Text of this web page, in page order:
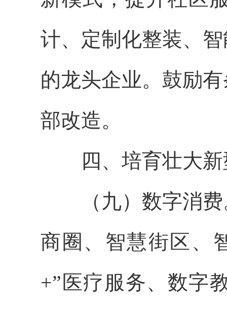
计、定制化整装、
的龙头企业。鼓励
部改造。
四、培育壮大新
（九）数字消费
商圈、智慧街区、
+”医疗服务、数字